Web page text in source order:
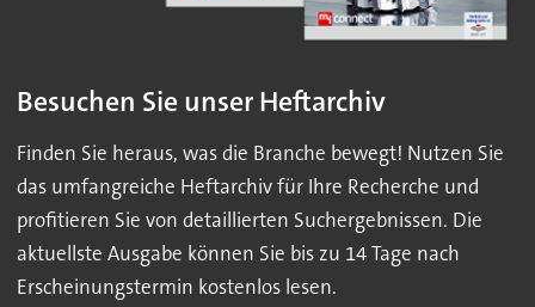
Besuchen Sie unser Heftarchiv
Finden Sie heraus, was die Branche bewegt! Nutzen Sie
das umfangreiche Heftarchiv für Ihre Recherche und
profitieren Sie von detaillierten Suchergebnissen. Die
aktuellste Ausgabe können Sie bis zu 14 Tage nach
Erscheinungstermin kostenlos lesen.